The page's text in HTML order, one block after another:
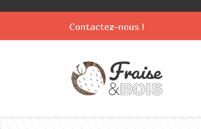
Contactez-nous !